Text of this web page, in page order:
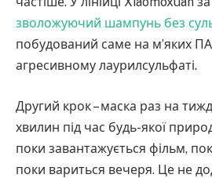
зволожуючий шампунь без
побудований саме на м’яких
агресивному лаурилсульфаті.
Другий крок – маска раз на
хвилин під час будь-якої
поки завантажується фільм,
поки вариться вечеря. Це не